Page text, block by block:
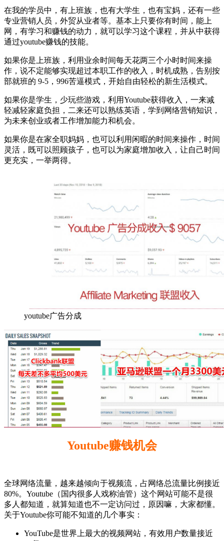
在我的学员中，有上班族，也有大学生，也有宝妈，还有一些
专业营销人员，外贸从业者等。基本上只要你有时间，能上
网，有学习和赚钱的动力，就可以学习这个课程，并从中获得
通过youtube赚钱的技能。
如果你是上班族，利用业余时间每天花两三个小时时间来操
作，说不定能够实现超过本职工作的收入，时机成熟，告别按
部就班的 9-5，996苦逼模式，开始自由轻松的新生活模式。
如果你是学生，少玩些游戏，利用Youtube获得收入，一来减
轻减轻家庭负担，二来还可以熟练英语，学到网络营销知识，
为未来创业或者工作增加能力和机会。
如果你是在家全职妈妈，也可以利用闲暇的时间来操作，时间
灵活，既可以照顾孩子，也可以为家庭增加收入，让自己时间
更充实，一举两得。
youtube广告分成
Youtube赚钱机会
全球网络流量，越来越倾向于视频流，占网络总流量比例接近
80%。Youtube（国内很多人戏称油管）这个网站可能不是很
多人都知道，就算知道也不一定访问过，原因嘛，大家都懂。
关于Youtube你可能不知道的几个事实：
YouTube是世界上最大的视频网站，有效用户数量接近